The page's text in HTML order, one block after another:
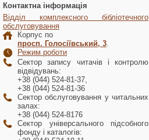
Контактна інформація
Відділ комплексного бібліотечного
обслуговування
Корпус по
просп. Голосіївський, 3.
Режим роботи
Сектор запису читачів і контролю
відвідувань:
+38 (044) 524-81-37,
+38 (044) 524-81-36
Сектор обслуговування у читальних
залах:
+38 (044) 524-8176
Сектор універсального підсобного
фонду і каталогів: